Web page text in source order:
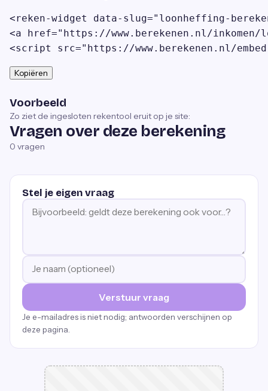
<reken-widget data-slug="loonheffing-
<a href="https://www.berekenen.nl/inkomen/
<script src="https://www.berekenen.nl/
Kopiëren
Voorbeeld
Zo ziet de ingesloten rekentool eruit op je site:
Vragen over deze berekening
0 vragen
Stel je eigen vraag
Verstuur vraag
Je e-mailadres is niet nodig; antwoorden verschijnen op
deze pagina.